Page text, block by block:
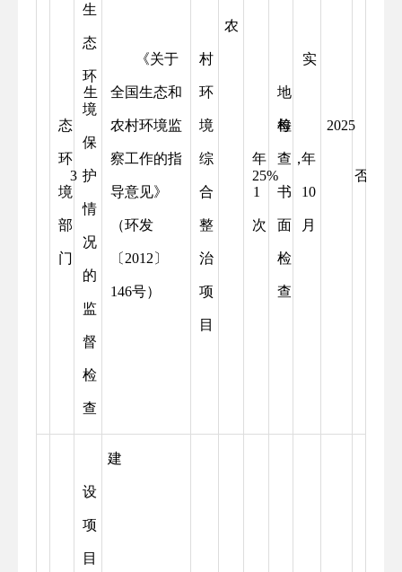
3
生
态
环
境
部
门
生
态
环
境
保
护
情
况
的
监
督
检
查
《关于
全国生态和
农村环境监
察工作的指
导意见》
（环发
〔 2012 〕
146号）
农
村
环
境
综
合
整
治
项
目
25%
每
年
1
次
实
地
检
查，
书
面
检
查
2025
年
10
月
否
建
设
项
目